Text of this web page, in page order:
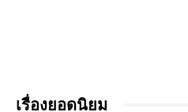
เรื่องยอดนิยม